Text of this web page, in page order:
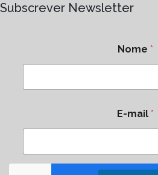
Subscrever Newsletter
Nome *
E-mail *